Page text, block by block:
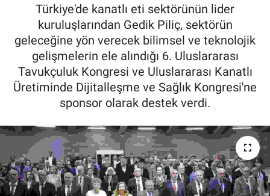
Türkiye'de kanatlı eti sektörünün lider
kuruluşlarından Gedik Piliç, sektörün
geleceğine yön verecek bilimsel ve teknolojik
gelişmelerin ele alındığı 6. Uluslararası
Tavukçuluk Kongresi ve Uluslararası Kanatlı
Üretiminde Dijitalleşme ve Sağlık Kongresi'ne
sponsor olarak destek verdi.